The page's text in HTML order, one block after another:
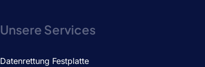
Unsere Services
Datenrettung Festplatte